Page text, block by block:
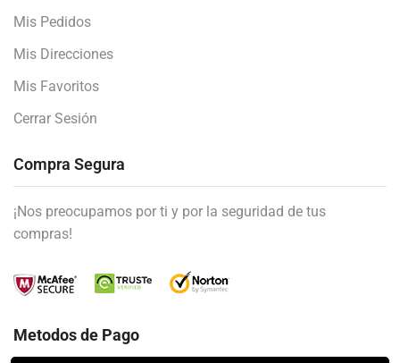
Mis Pedidos
Mis Direcciones
Mis Favoritos
Cerrar Sesión
Compra Segura
¡Nos preocupamos por ti y por la seguridad de tus
compras!
Metodos de Pago